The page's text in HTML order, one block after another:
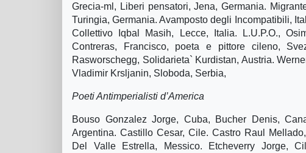
Grecia-ml, Liberi pensatori, Jena, Germania.
Turingia, Germania. Avamposto degli Incompatibili,
Collettivo Iqbal Masih, Lecce, Italia. L.U.P.O.,
Contreras, Francisco, poeta e pittore cileno,
Rasworschegg, Solidarieta` Kurdistan, Austria.
Vladimir Krsljanin, Sloboda, Serbia,
Poeti Antimperialisti d’America
Bouso Gonzalez Jorge, Cuba, Bucher Denis,
Argentina. Castillo Cesar, Cile. Castro Raul
Del Valle Estrella, Messico. Etcheverry Jorge,